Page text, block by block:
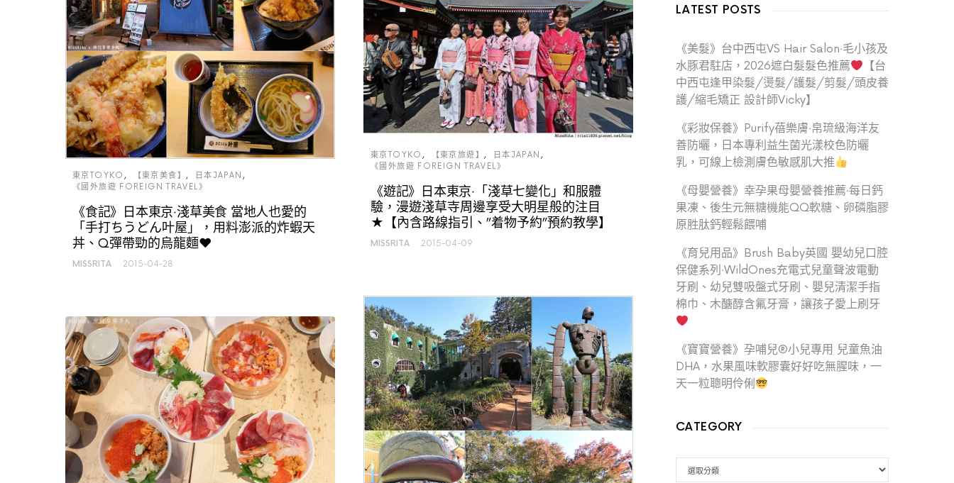
東京TOYKO 【東京美食】
日本JAPAN
《國外旅遊 FOREIGN TRAVEL》
《食記》日本東京‧淺草美食 當地人也愛的
「手打ちうどん叶屋」，用料澎派的炸蝦天
丼、Q彈帶勁的烏龍麵♥
MISSRITA 2015-04-28
東京TOYKO 【東京旅遊】
日本JAPAN
《國外旅遊 FOREIGN TRAVEL》
《遊記》日本東京‧「淺草七變化」和服體
驗，漫遊淺草寺周邊享受大明星般的注目
★【內含路線指引、”着物予約”預約教學】
MISSRITA 2015-04-09
LATEST POSTS
《美髮》台中西屯VS Hair Salon‧毛小孩及
水豚君駐店，2026遮白髮髮色推薦
【台
中西屯逢甲染髮/燙髮/護髮/剪髮/頭皮養
護/縮毛矯正 設計師Vicky】
《彩妝保養》Purify蓓樂膚‧帛琉級海洋友
善防曬，日本專利益生菌光漾校色防曬
乳，可線上檢測膚色敏感肌大推
《母嬰營養》幸孕果母嬰營養推薦‧每日鈣
果凍、後生元無糖機能QQ軟糖、卵磷脂膠
原胜肽鈣輕鬆餵哺
《育兒用品》Brush Baby英國 嬰幼兒口腔
保健系列‧WildOnes充電式兒童聲波電動
牙刷、幼兒雙吸盤式牙刷、嬰兒清潔手指
棉巾、木醣醇含氟牙膏，讓孩子愛上刷牙
《寶寶營養》孕哺兒®小兒專用 兒童魚油
DHA，水果風味軟膠囊好好吃無腥味，一
天一粒聰明伶俐
CATEGORY